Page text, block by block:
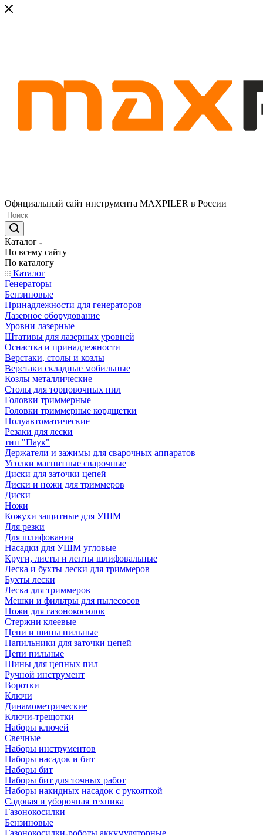
Официальный сайт инструмента MAXPILER в России
Каталог
По всему сайту
По каталогу
Каталог
Генераторы
Бензиновые
Принадлежности для генераторов
Лазерное оборудование
Уровни лазерные
Штативы для лазерных уровней
Оснастка и принадлежности
Верстаки, столы и козлы
Верстаки складные мобильные
Козлы металлические
Столы для торцовочных пил
Головки триммерные
Головки триммерные кордщетки
Полуавтоматические
Резаки для лески
тип "Паук"
Держатели и зажимы для сварочных аппаратов
Уголки магнитные сварочные
Диски для заточки цепей
Диски и ножи для триммеров
Диски
Ножи
Кожухи защитные для УШМ
Для резки
Для шлифования
Насадки для УШМ угловые
Круги, листы и ленты шлифовальные
Леска и бухты лески для триммеров
Бухты лески
Леска для триммеров
Мешки и фильтры для пылесосов
Ножи для газонокосилок
Стержни клеевые
Цепи и шины пильные
Напильники для заточки цепей
Цепи пильные
Шины для цепных пил
Ручной инструмент
Воротки
Ключи
Динамометрические
Ключи-трещотки
Наборы ключей
Свечные
Наборы инструментов
Наборы насадок и бит
Наборы бит
Наборы бит для точных работ
Наборы накидных насадок с рукояткой
Садовая и уборочная техника
Газонокосилки
Бензиновые
Газонокосилки-роботы аккумуляторные